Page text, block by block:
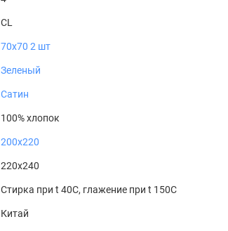
CL
70х70 2 шт
Зеленый
Сатин
100% хлопок
200х220
220х240
Стирка при t 40С, глажение при t 150С
Китай